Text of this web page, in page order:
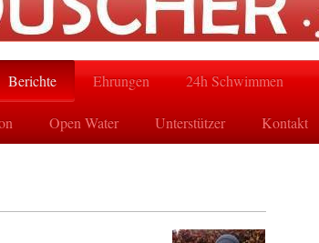
Berichte Ehrungen 24h Schwimmen
Open Water Unterstützer Kontakt